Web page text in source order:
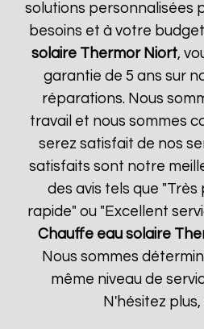
solutions personnalisées
besoins et à votre
solaire Thermor Niort,
garantie de 5 ans sur
réparations. Nous
travail et nous sommes
serez satisfait de nos
satisfaits sont notre
des avis tels que
rapide" ou "Excellent
Chauffe eau solaire
Nous sommes
même niveau de
N'hésitez